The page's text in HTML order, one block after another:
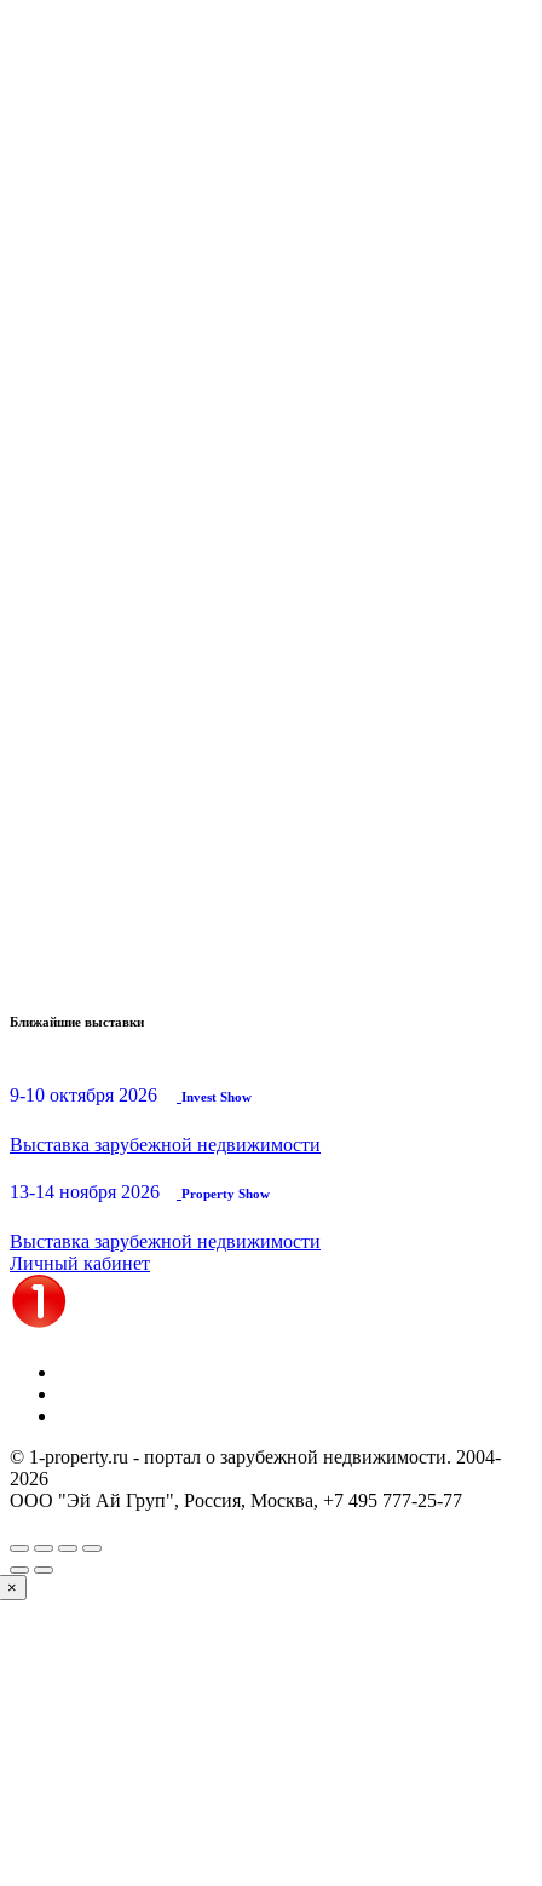
Ближайшие выставки
9-10 октября 2026 Invest Show
Выставка зарубежной недвижимости
13-14 ноября 2026 Property Show
Выставка зарубежной недвижимости
Личный кабинет
© 1-property.ru - портал о зарубежной недвижимости. 2004-
2026
ООО "Эй Ай Груп", Россия, Москва, +7 495 777-25-77
×